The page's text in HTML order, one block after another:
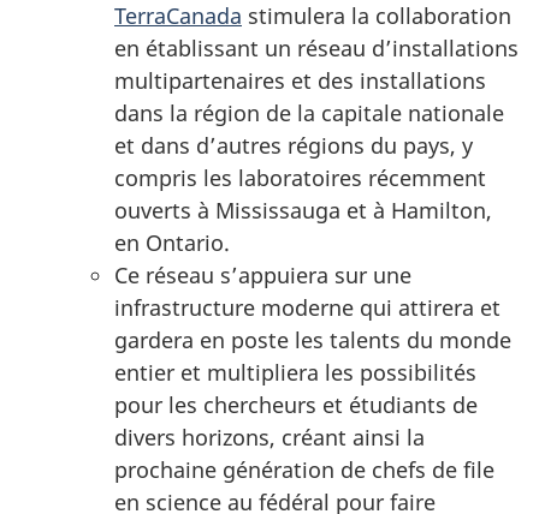
TerraCanada stimulera la collaboration
en établissant un réseau d’installations
multipartenaires et des installations
dans la région de la capitale nationale
et dans d’autres régions du pays, y
compris les laboratoires récemment
ouverts à Mississauga et à Hamilton,
en Ontario.
Ce réseau s’appuiera sur une
infrastructure moderne qui attirera et
gardera en poste les talents du monde
entier et multipliera les possibilités
pour les chercheurs et étudiants de
divers horizons, créant ainsi la
prochaine génération de chefs de file
en science au fédéral pour faire